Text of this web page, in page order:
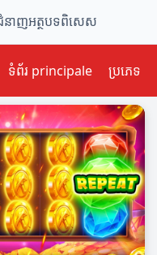
នាញអត្ថបទពិសេស
ទំព័រ principale ប្រភេទ